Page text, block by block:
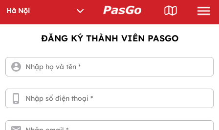
ĐĂNG KÝ THÀNH VIÊN PASGO